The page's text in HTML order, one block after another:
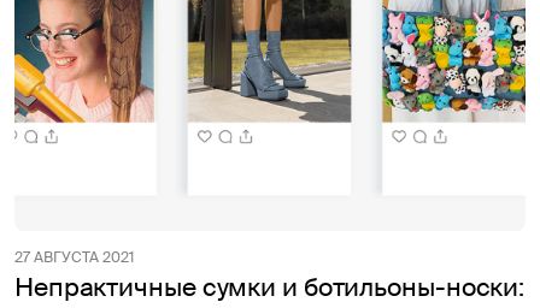
27 АВГУСТА 2021
Непрактичные сумки и ботильоны-носки: